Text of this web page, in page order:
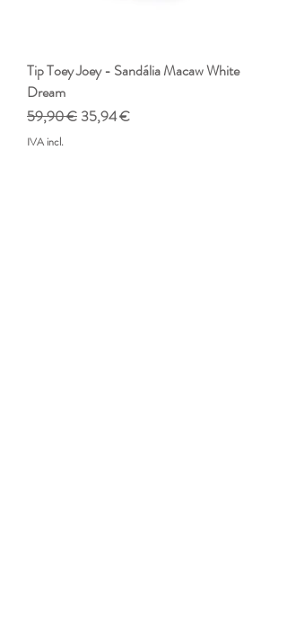
Tip Toey Joey - Sandália Macaw White
Dream
Preço normal
59,90 € Preço promocional
35,94 €
IVA incl.